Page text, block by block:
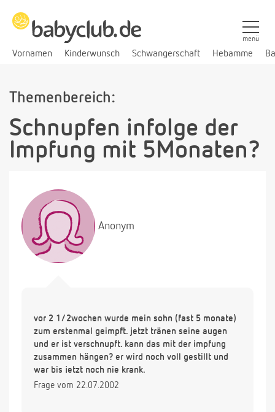
Vornamen Kinderwunsch Schwangerschaft Hebamme
menü
Themenbereich:
Schnupfen infolge der
Impfung mit 5Monaten?
Anonym
vor 2 1/2wochen wurde mein sohn (fast 5 monate)
zum erstenmal geimpft. jetzt tränen seine augen
und er ist verschnupft. kann das mit der impfung
zusammen hängen? er wird noch voll gestillt und
war bis jetzt noch nie krank.
Frage vom 22.07.2002